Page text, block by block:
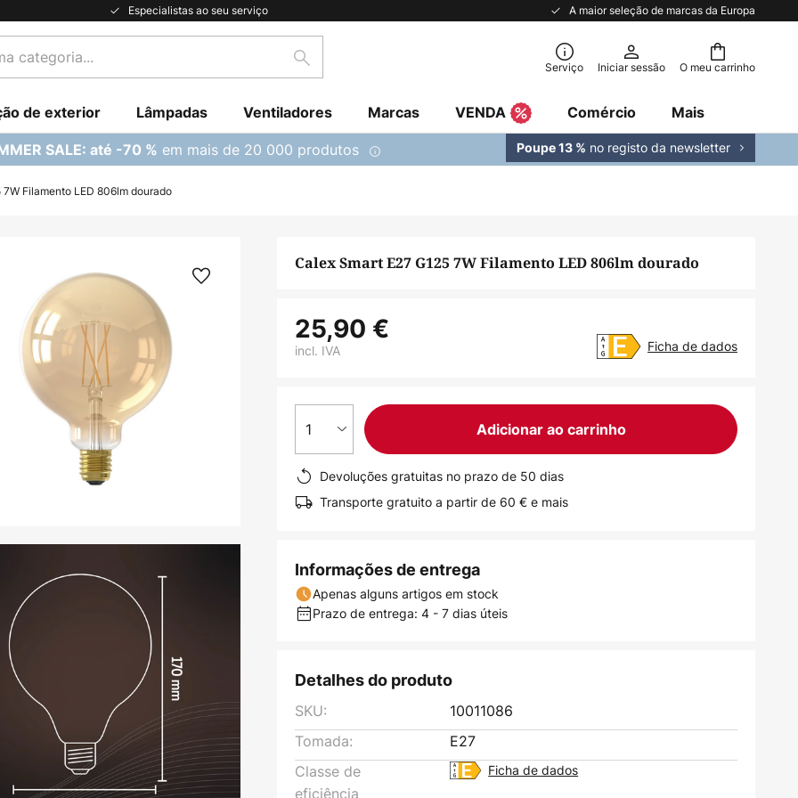
Especialistas ao seu serviço A maior seleção de marcas da Europa
O meu carrinho
Pesquisar Serviço Iniciar sessão
de exterior Lâmpadas Ventiladores Marcas VENDA Comércio Mais
SALE: até -70 % em mais de 20 000 produtos Poupe 13 % no registo da newsletter
7W Filamento LED 806lm dourado
Calex Smart E27 G125 7W Filamento LED 806lm dourado
25,90 €
incl. IVA Ficha de dados
1 Adicionar ao carrinho
Devoluções gratuitas no prazo de 50 dias
Transporte gratuito a partir de 60 € e mais
Informações de entrega
Apenas alguns artigos em stock
Prazo de entrega: 4 - 7 dias úteis
Detalhes do produto
SKU:
10011086
Tomada:
E27
Classe de
eficiência
Ficha de dados